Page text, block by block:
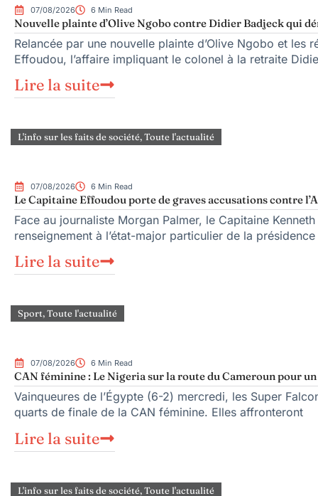
07/08/2026 6 Min Read
Nouvelle plainte d’Olive Ngobo contre Didier Badjeck qui
Relancée par une nouvelle plainte d’Olive Ngobo et les
Effoudou, l’affaire impliquant le colonel à la retraite
Lire la suite
L'info sur les faits de société,Toute l'actualité
07/08/2026 6 Min Read
Le Capitaine Effoudou porte de graves accusations contre
Face au journaliste Morgan Palmer, le Capitaine
renseignement à l’état-major particulier de la
Lire la suite
Sport,Toute l'actualité
07/08/2026 6 Min Read
CAN féminine : Le Nigeria sur la route du Cameroun pour
Vainqueures de l’Égypte (6-2) mercredi, les Super
quarts de finale de la CAN féminine. Elles affronteront
Lire la suite
L'info sur les faits de société,Toute l'actualité